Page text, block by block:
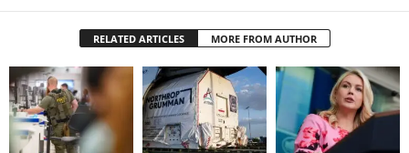
RELATED ARTICLES MORE FROM AUTHOR